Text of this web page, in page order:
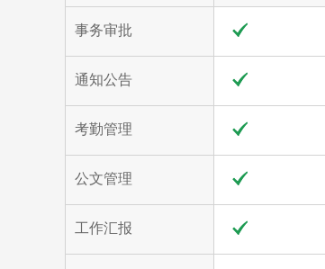
事务审批
通知公告
考勤管理
公文管理
工作汇报